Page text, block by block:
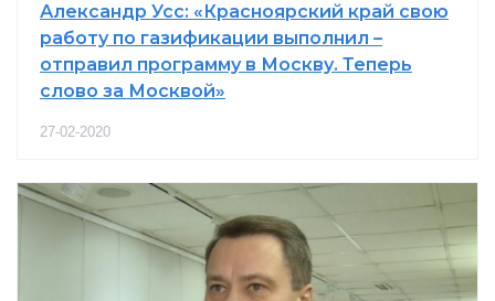
Александр Усс: «Красноярский край свою
работу по газификации выполнил –
отправил программу в Москву. Теперь
слово за Москвой»
27-02-2020